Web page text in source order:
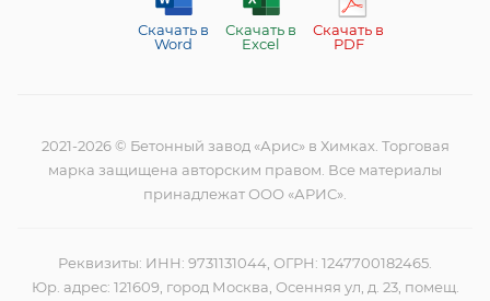
Скачать в
Word
Скачать в
Excel
Скачать в
PDF
2021-2026 © Бетонный завод «Арис» в Химках. Торговая
марка защищена авторским правом. Все материалы
принадлежат ООО «АРИС».
Реквизиты: ИНН: 9731131044, ОГРН: 1247700182465.
Юр. адрес: 121609, город Москва, Осенняя ул, д. 23, помещ.